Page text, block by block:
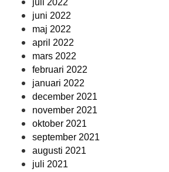
juli 2022
juni 2022
maj 2022
april 2022
mars 2022
februari 2022
januari 2022
december 2021
november 2021
oktober 2021
september 2021
augusti 2021
juli 2021